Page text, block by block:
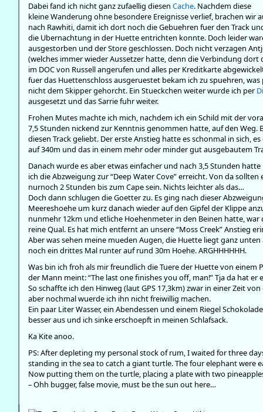
Dabei fand ich nicht ganz zufaellig diesen Cache. Nachdem diese
kleine Wanderung ohne besondere Ereignisse verlief, brachen wir
nach Rawhiti, damit ich dort noch die Gebuehren fuer den Track
die Ubernachtung in der Huette entrichten konnte. Doch leider
ausgestorben und der Store geschlossen. Doch nicht verzagen
(welches immer wieder Aussetzer hatte, denn die Verbindung dort
im DOC von Russell angerufen und alles per Kreditkarte
fuer das Huettenschloss ausgeruestet bekam ich zu spuehren,
nicht dem Skipper gehorcht. Ein Stueckchen weiter wurde ich per
ausgesetzt und das Sarrie fuhr weiter.
Frohen Mutes machte ich mich, nachdem ich ein Schild mit der
7,5 Stunden nickend zur Kenntnis genommen hatte, auf den Weg.
diesen Track geliebt. Der erste Anstieg hatte es schonmal in sich,
auf 340m und das in einem mehr oder minder gut ausgebautem
Danach wurde es aber etwas einfacher und nach 3,5 Stunden hatte
ich die Abzweigung zur “Deep Water Cove” erreicht. Von da sollten
nurnoch 2 Stunden bis zum Cape sein. Nichts leichter als das…
Doch dann schlugen die Goetter zu. Es ging nach dieser
Meereshoehe um kurz danach wieder auf den Gipfel der Klippe
nunmehr 12km und etliche Hoehenmeter in den Beinen hatte, war
reine Qual. Es hat mich entfernt an unsere “Moss Creek” Anstieg
Aber was sehen meine mueden Augen, die Huette liegt ganz unten
noch ein drittes Mal runter auf rund 30m Hoehe. ARGHHHHHH.
Was bin ich froh als mir freundlich die Tuere der Huette von einem
der Mann meint: “The last one finishes you off, man!” Tja da hat er
So schaffte ich den Hinweg (laut GPS 17,3km) zwar in einer Zeit
aber nochmal wuerde ich ihn nicht freiwillig machen.
Ein paar Liter Wasser, ein Abendessen und einem Riegel
besser aus und ich sinke erschoepft in meinen Schlafsack.
Ka Kite anoo.
PS: After depleting my personal stock of rum, I waited for three
standing in the sea to catch a giant turtle. The four elephant were
Now putting them on the turtle, placing a plate with two
– Ohh bugger, false movie, must be the sun out here…